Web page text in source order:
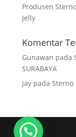
Produsen
Jelly
Komentar
Gunawan pada
SURABAYA
jaypada Sterno